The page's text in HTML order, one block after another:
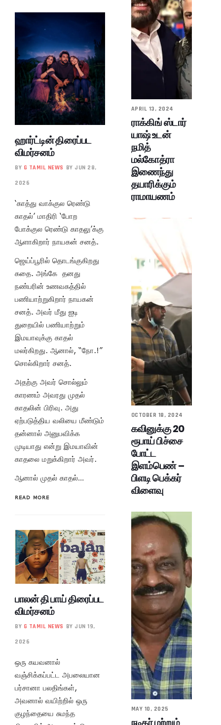
ஹார்ட்டின் திரைப்பட
விமர்சனம்
BY G TAMIL NEWS BY JUN 28,
2026
‘காத்து வாக்குல ரெண்டு
காதல்’ மாதிரி ‘போற
போக்குல ரெண்டு காதலு’க்கு
ஆளாகிறார் நாயகன் சனத்.
ஜெய்ப்பூரில் தொடங்குகிறது
கதை. அங்கே தனது
நண்பரின் உணவகத்தில்
பணியாற்றுகிறார் நாயகன்
சனத். அவர் மீது ஐடி
துறையில் பணியாற்றும்
இமயாவுக்கு காதல்
மலர்கிறது. ஆனால், “நோ.!”
சொல்கிறார் சனத்.
அதற்கு அவர் சொல்லும்
காரணம் அவரது முதல்
காதலின் பிரிவு. அது
ஏற்படுத்திய வலியை மீண்டும்
தன்னால் அனுபவிக்க
முடியாது என்று இமயாவின்
காதலை மறுக்கிறார் அவர்.
ஆனால் முதல் காதல்…
READ MORE
பாலன் தி பாய் திரைப்பட
விமர்சனம்
BY G TAMIL NEWS BY JUN 19,
2026
ஒரு கயவனால்
வஞ்சிக்கப்பட்ட அபலையான
பர்சானா பலதிங்கள்,
அவனால் வயிற்றில் ஒரு
குழந்தையை சுமந்த
APRIL 13, 2024
ராக்கிங் ஸ்டார்
யாஷ் உடன்
நமித்
மல்கோத்ரா
இணைந்து
தயாரிக்கும்
ராமாயணம்
OCTOBER 18, 2024
கவினுக்கு 20
ரூபாய் பிச்சை
போட்ட
இளம்பெண் –
பிளடி பெக்கர்
விளைவு
MAY 10, 2025